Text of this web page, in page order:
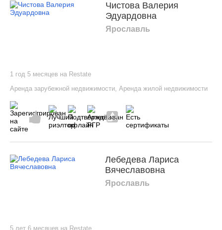
Чистова Валерия
Эдуардовна
Ярославль
1 год 5 месяцев на Restate
Аренда зарубежной недвижимости Аренда жилой недвижимости
Лебедева Лариса
Вячеславовна
Ярославль
5 лет 6 месяцев на Restate